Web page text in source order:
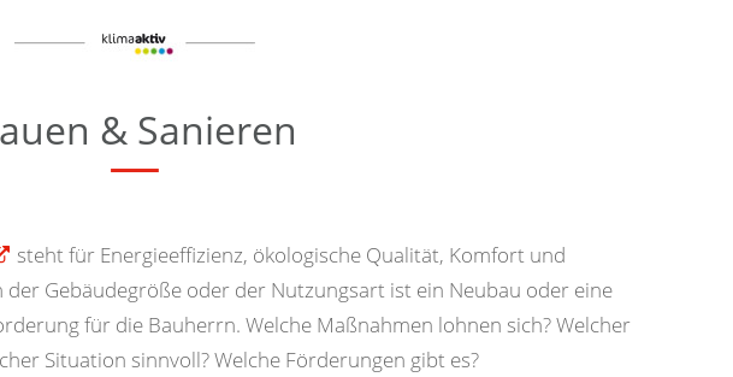
& Sanieren
steht für Energieeffizienz, ökologische Qualität, Komfort und
Gebäudegröße oder der Nutzungsart ist ein Neubau oder eine
für die Bauherrn. Welche Maßnahmen lohnen sich? Welcher
Situation sinnvoll? Welche Förderungen gibt es?